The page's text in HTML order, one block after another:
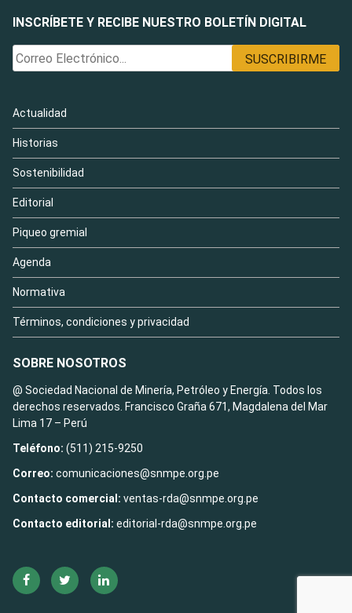
INSCRÍBETE Y RECIBE NUESTRO BOLETÍN DIGITAL
Actualidad
Historias
Sostenibilidad
Editorial
Piqueo gremial
Agenda
Normativa
Términos, condiciones y privacidad
SOBRE NOSOTROS
@ Sociedad Nacional de Minería, Petróleo y Energía. Todos los
derechos reservados. Francisco Graña 671, Magdalena del Mar
Lima 17 – Perú
Teléfono: (511) 215-9250
Correo: comunicaciones@snmpe.org.pe
Contacto comercial: ventas-rda@snmpe.org.pe
Contacto editorial: editorial-rda@snmpe.org.pe